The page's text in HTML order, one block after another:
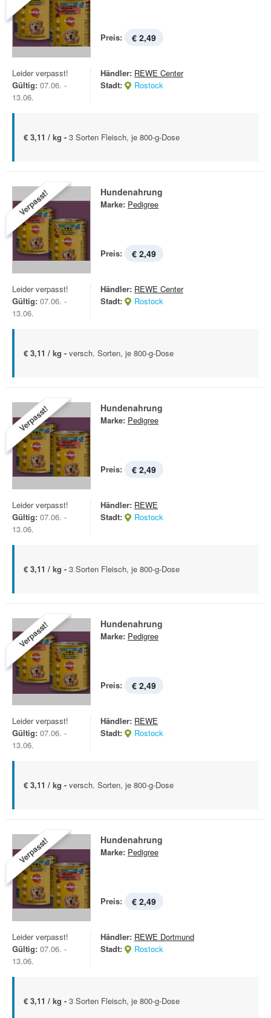
Preis: € 2,49
Leider verpasst!
Gültig: 07.06. -
13.06.
Händler: REWE Center
Stadt:
Rostock
€ 3,11 / kg - 3 Sorten Fleisch, je 800-g-Dose
Verpasst! Hundenahrung
Marke: Pedigree
Preis: € 2,49
Leider verpasst!
Gültig: 07.06. -
13.06.
Händler: REWE Center
Stadt:
Rostock
€ 3,11 / kg - versch. Sorten, je 800-g-Dose
Verpasst! Hundenahrung
Marke: Pedigree
Preis: € 2,49
Leider verpasst!
Gültig: 07.06. -
13.06.
Händler: REWE
Stadt:
Rostock
€ 3,11 / kg - 3 Sorten Fleisch, je 800-g-Dose
Verpasst! Hundenahrung
Marke: Pedigree
Preis: € 2,49
Leider verpasst!
Gültig: 07.06. -
13.06.
Händler: REWE
Stadt:
Rostock
€ 3,11 / kg - versch. Sorten, je 800-g-Dose
Verpasst! Hundenahrung
Marke: Pedigree
Preis: € 2,49
Leider verpasst!
Gültig: 07.06. -
13.06.
Händler: REWE Dortmund
Stadt:
Rostock
€ 3,11 / kg - 3 Sorten Fleisch, je 800-g-Dose